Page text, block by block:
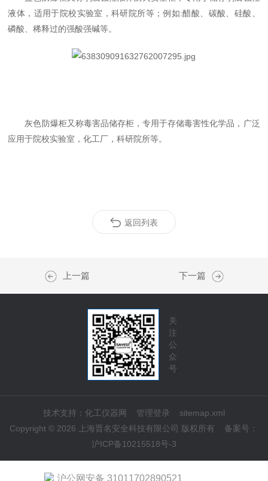
液体，适用于院校实验室，科研院所等；例如:醋酸、碳酸、硅酸、
磷酸、稀释过的强酸强碱等。
灰色防爆柜又称毒害品储存柜，专用于存储毒害性化学品，广泛
应用于院校实验室，化工厂，科研院所等。
返回列表
上一篇 下一篇
关
注
公
众
号
技术支持： 化工仪器网 管理登录
sitemap.xml
Copyright © 2026 上海晋名安全科技有限公司 版权所有 备案号：
沪ICP备10215518号-3
沪公网安备 31011702890521